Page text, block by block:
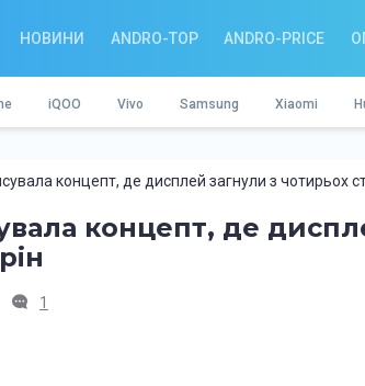
НОВИНИ ANDRO-TOP ANDRO-PRICE
iQOO Vivo Samsung Xiaomi
концепт, де дисплей загнули з чотирьох
концепт, де
1